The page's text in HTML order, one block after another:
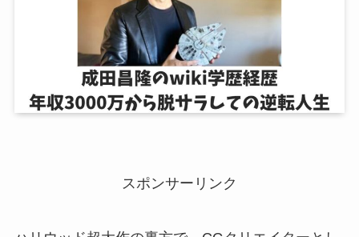
スポンサーリンク